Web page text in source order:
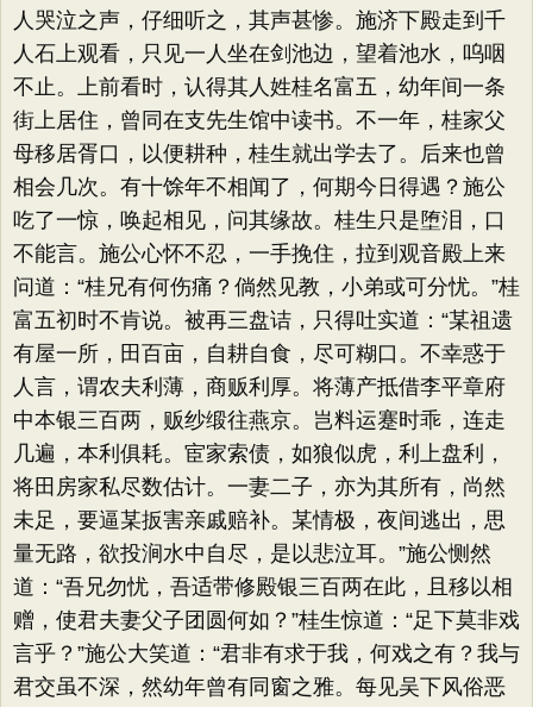
人哭泣之声，仔细听之，其声甚惨。施济下殿走到千
人石上观看，只见一人坐在剑池边，望着池水，呜咽
不止。上前看时，认得其人姓桂名富五，幼年间一条
街上居住，曾同在支先生馆中读书。不一年，桂家父
母移居胥口，以便耕种，桂生就出学去了。后来也曾
相会几次。有十馀年不相闻了，何期今日得遇？施公
吃了一惊，唤起相见，问其缘故。桂生只是堕泪，口
不能言。施公心怀不忍，一手挽住，拉到观音殿上来
问道：​“桂兄有何伤痛？倘然见教，小弟或可分忧。​”桂
富五初时不肯说。被再三盘诘，只得吐实道：​“某祖遗
有屋一所，田百亩，自耕自食，尽可糊口。不幸惑于
人言，谓农夫利薄，商贩利厚。将薄产抵借李平章府
中本银三百两，贩纱缎往燕京。岂料运蹇时乖，连走
几遍，本利俱耗。宦家索债，如狼似虎，利上盘利，
将田房家私尽数估计。一妻二子，亦为其所有，尚然
未足，要逼某扳害亲戚赔补。某情极，夜间逃出，思
量无路，欲投涧水中自尽，是以悲泣耳。​”施公恻然
道：​“吾兄勿忧，吾适带修殿银三百两在此，且移以相
赠，使君夫妻父子团圆何如？​”桂生惊道：​“足下莫非戏
言乎？​”施公大笑道：​“君非有求于我，何戏之有？我与
君交虽不深，然幼年曾有同窗之雅。每见吴下风俗恶